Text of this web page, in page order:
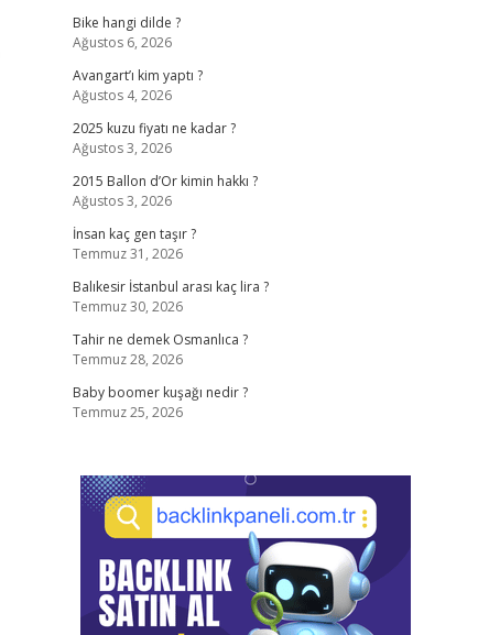
Bike hangi dilde ?
Ağustos 6, 2026
Avangart’ı kim yaptı ?
Ağustos 4, 2026
2025 kuzu fiyatı ne kadar ?
Ağustos 3, 2026
2015 Ballon d’Or kimin hakkı ?
Ağustos 3, 2026
İnsan kaç gen taşır ?
Temmuz 31, 2026
Balıkesir İstanbul arası kaç lira ?
Temmuz 30, 2026
Tahir ne demek Osmanlıca ?
Temmuz 28, 2026
Baby boomer kuşağı nedir ?
Temmuz 25, 2026